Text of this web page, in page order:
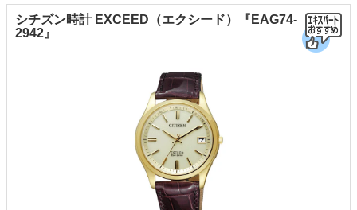
シチズン時計 EXCEED（エクシード）『EAG74-
2942』